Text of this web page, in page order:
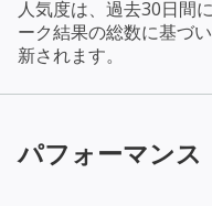
人気度は、過去30日間
ーク結果の総数に基づ
新されます。
パフォーマンス